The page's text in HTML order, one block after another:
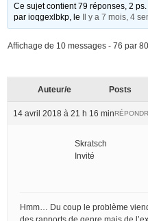
Ce sujet contient 79 réponses, 2
parioqgexlbkp , le Il y a 7 mois, 4
Affichage de 10 messages - 76 par
Auteur/e Posts
14 avril 2018 à 21 h 16 min
Skratsch
Invité
Hmm… Du coup le problème